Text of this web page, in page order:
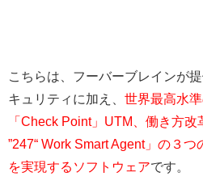
こちらは、フーバーブレインが
キュリティに加え、 世界最高水
「Check Point」UTM、働き方
”247“ Work Smart Agent」の３
を実現するソフトウェアです。